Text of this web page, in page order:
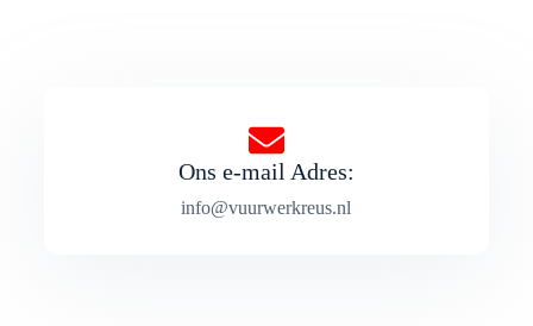
Ons e-mail Adres:
info@vuurwerkreus.nl